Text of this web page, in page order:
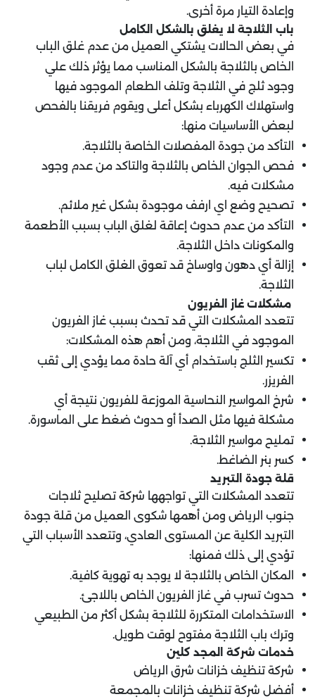
وإعادة التيار مرة أخرى.
باب الثلاجة لا يغلق بالشكل الكامل
في بعض الحالات يشتكي العميل من عدم غلق الباب
الخاص بالثلاجة بالشكل المناسب مما يؤثر ذلك علي
وجود ثلج في الثلاجة وتلف الطعام الموجود فيها
واستهلاك الكهرباء بشكل أعلى ويقوم فريقنا بالفحص
لبعض الأساسيات منها:
التأكد من جودة المفصلات الخاصة بالثلاجة.
فحص الجوان الخاص بالثلاجة والتاكد من عدم وجود
مشكلات فيه.
تصحيح وضع اي ارفف موجودة بشكل غير ملائم.
التأكد من عدم حدوث إعاقة لغلق الباب بسبب الأطعمة
والمكونات داخل الثلاجة.
إزالة أي دهون واوساخ قد تعوق الغلق الكامل لباب
الثلاجة.
مشكلات غاز الفريون
تتعدد المشكلات التي قد تحدث بسبب غاز الفريون
الموجود في الثلاجة، ومن أهم هذه المشكلات:
تكسير الثلج باستخدام أي آلة حادة مما يؤدي إلى ثقب
الفريزر.
شرخ المواسير النحاسية الموزعة للفريون نتيجة أي
مشكلة فيها مثل الصدأ أو حدوث ضغط على الماسورة.
تمليح مواسير الثلاجة.
كسر بنر الضاغط.
قلة جودة التبريد
تتعدد المشكلات التي تواجهها شركة تصليح ثلاجات
جنوب الرياض ومن أهمها شكوى العميل من قلة جودة
التبريد الكلية عن المستوى العادي، وتتعدد الأسباب التي
تؤدي إلى ذلك فمنها:
المكان الخاص بالثلاجة لا يوجد به تهوية كافية.
حدوث تسرب في غاز الفريون الخاص باللاجئ.
الاستخدامات المتكررة للثلاجة بشكل أكثر من الطبيعي
وترك باب الثلاجة مفتوح لوقت طويل.
خدمات شركة المجد كلين
شركة تنظيف خزانات شرق الرياض
أفضل شركة تنظيف خزانات بالمجمعة